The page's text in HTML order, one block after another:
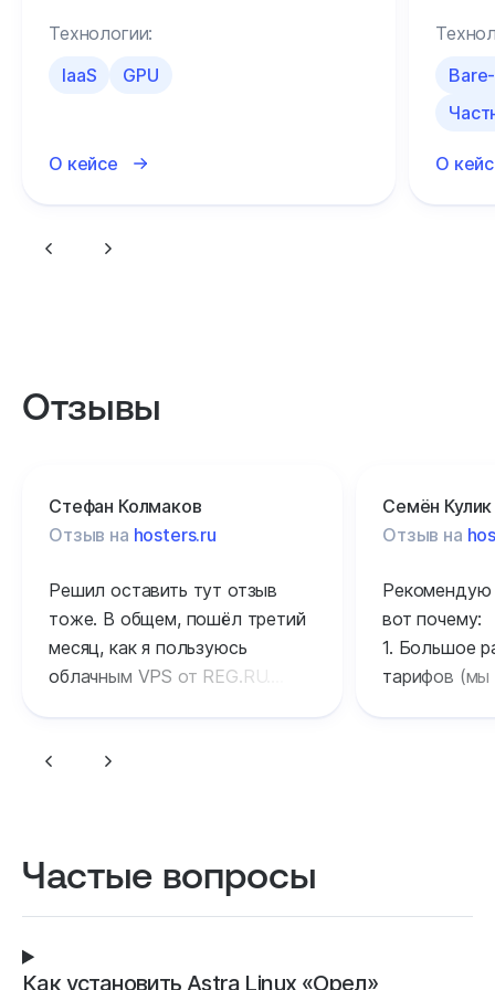
Технологии:
IaaS
GPU
О кейсе О
Отзывы
Стефан Колмаков
Отзыв на hosters.ru
Решил оставить тут отзыв
тоже. В общем, пошёл третий
месяц, как я пользуюсь
облачным VPS от REG.RU.
по бизнесу. Сначала скажу
по истичению 3 месяца
Семён Кулик
Отзыв на
Рекомендую
вот почему:
1. Большое
тарифов (мы
Частые вопросы
Как установить Astra Linux «Орел»